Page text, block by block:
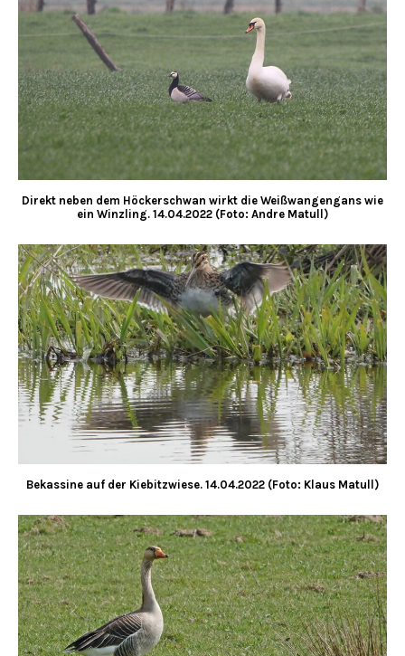
Direkt neben dem Höckerschwan wirkt die Weißwangengans wie
ein Winzling. 14.04.2022 (Foto: Andre Matull)
Bekassine auf der Kiebitzwiese. 14.04.2022 (Foto: Klaus Matull)